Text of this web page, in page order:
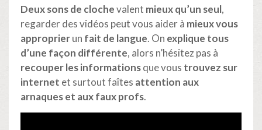
Deux sons de clochevalent mieux qu’un seul,
regarder des vidéos peut vous aider à mieux vous
approprierun fait de langue. On explique tous
d’une façon différente, alors n’hésitez pas à
recouper les informationsque vous trouvez sur
internet et surtout faîtes attention aux
arnaques et aux faux profs.